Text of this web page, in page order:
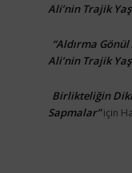
Ali’nin Trajik
“Aldırma
Ali’nin Trajik
Birlikteliğin
Sapmalar”için